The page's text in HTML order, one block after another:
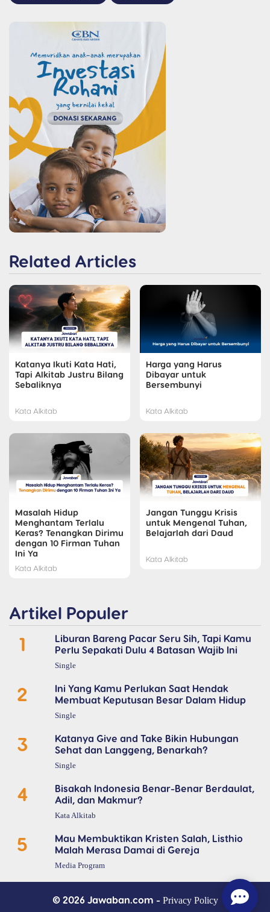
Related Articles
Katanya Ikuti Kata Hati,
Tapi Alkitab Justru Bilang
Sebaliknya
Kata Alkitab
Harga yang Harus
Dibayar untuk
Bersembunyi
Kata Alkitab
Masalah Hidup
Menghantam Terlalu
Keras? Tenangkan Dirimu
dengan 10 Firman Tuhan
Ini Ya
Kata Alkitab
Jangan Tunggu Krisis
untuk Mengenal Tuhan,
Belajarlah dari Daud
Kata Alkitab
Artikel Populer
1
Liburan Bareng Pacar Seru Sih, Tapi Kamu
Perlu Sepakati Dulu 4 Batasan Wajib Ini
Single
2
Ini Yang Kamu Perlukan Saat Hendak
Membuat Keputusan Besar Dalam Hidup
Single
3
Katanya Give and Take Bikin Hubungan
Sehat dan Langgeng, Benarkah?
Single
4
Bisakah Indonesia Benar-Benar Berdaulat,
Adil, dan Makmur?
Kata Alkitab
5
Mau Membuktikan Kristen Salah, Listhio
Malah Merasa Damai di Gereja
Media Program
© 2026 Jawaban.com - Privacy Policy